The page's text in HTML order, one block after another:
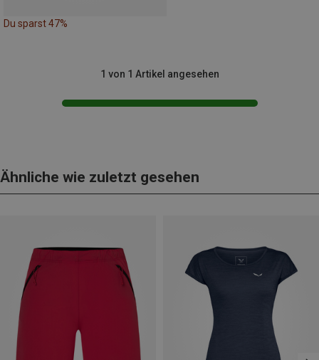
Du sparst 47%
1 von 1 Artikel angesehen
Ähnliche wie zuletzt gesehen